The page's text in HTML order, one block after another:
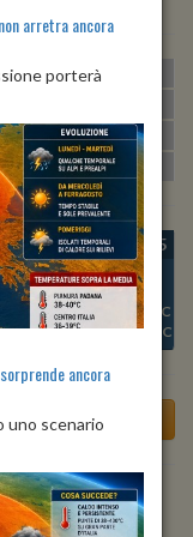
U:
U:79% 88%
U:92%
13 VEN 14
Min:19°C
Max:26°C
SAB 15
21°C
Max:29°C
arretra ancora
porterà
ancora
uno scenario